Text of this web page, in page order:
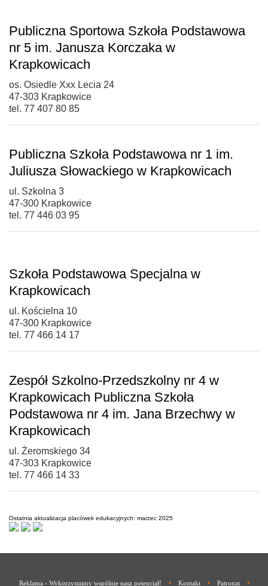
Publiczna Sportowa Szkoła Podstawowa
nr 5 im. Janusza Korczaka w
Krapkowicach
os. Osiedle Xxx Lecia 24
47-303 Krapkowice
tel. 77 407 80 85
Publiczna Szkoła Podstawowa nr 1 im.
Juliusza Słowackiego w Krapkowicach
ul. Szkolna 3
47-300 Krapkowice
tel. 77 446 03 95
Szkoła Podstawowa Specjalna w
Krapkowicach
ul. Kościelna 10
47-300 Krapkowice
tel. 77 466 14 17
Zespół Szkolno-Przedszkolny nr 4 w
Krapkowicach Publiczna Szkoła
Podstawowa nr 4 im. Jana Brzechwy w
Krapkowicach
ul. Żeromskiego 34
47-303 Krapkowice
tel. 77 466 14 33
Ostatnia aktualizacja placówek edukacyjnych: marzec 2025
Reklama - Wykorzystajmy wspólnie nasz potencjał! • Kontakt • Patronat •